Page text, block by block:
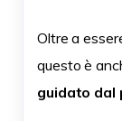
Oltre a
questo è
guidato dal